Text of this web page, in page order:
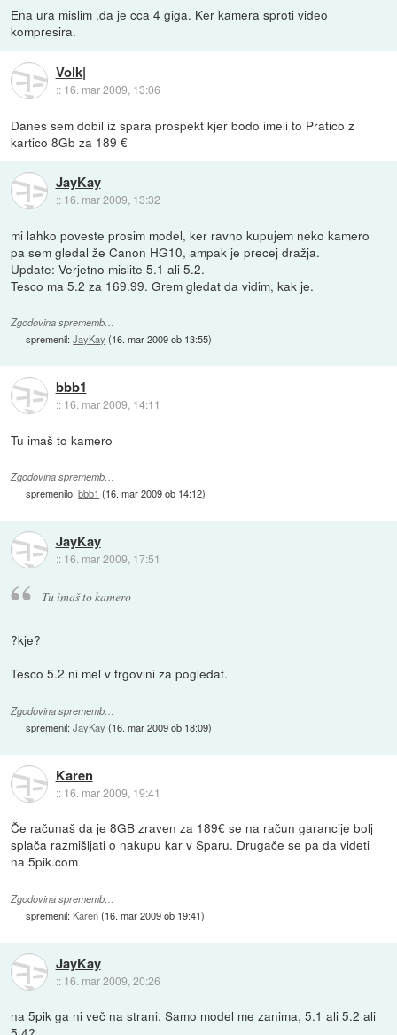
Ena ura mislim ,da je cca 4 giga. Ker kamera sproti video
kompresira.
Volk|
:: 16. mar 2009, 13:06
Danes sem dobil iz spara prospekt kjer bodo imeli to Pratico z
kartico 8Gb za 189 €
JayKay
:: 16. mar 2009, 13:32
mi lahko poveste prosim model, ker ravno kupujem neko kamero
pa sem gledal že Canon HG10, ampak je precej dražja.
Update: Verjetno mislite 5.1 ali 5.2.
Tesco ma 5.2 za 169.99. Grem gledat da vidim, kak je.
Zgodovina sprememb…
spremenil:JayKay (16. mar 2009 ob 13:55)
bbb1
:: 16. mar 2009, 14:11
Tu imaš to kamero
Zgodovina sprememb…
spremenilo:bbb1 (16. mar 2009 ob 14:12)
JayKay
:: 16. mar 2009, 17:51
Tu imaš to kamero
?kje?
Tesco 5.2 ni mel v trgovini za pogledat.
Zgodovina sprememb…
spremenil:JayKay (16. mar 2009 ob 18:09)
Karen
:: 16. mar 2009, 19:41
Če računaš da je 8GB zraven za 189€ se na račun garancije bolj
splača razmišljati o nakupu kar v Sparu. Drugače se pa da videti
na 5pik.com
Zgodovina sprememb…
spremenil: Karen(16. mar 2009 ob 19:41)
JayKay
:: 16. mar 2009, 20:26
na 5pik ga ni več na strani. Samo model me zanima, 5.1 ali 5.2 ali